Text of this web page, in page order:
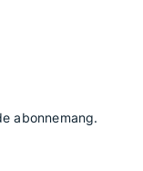
abonnemang.